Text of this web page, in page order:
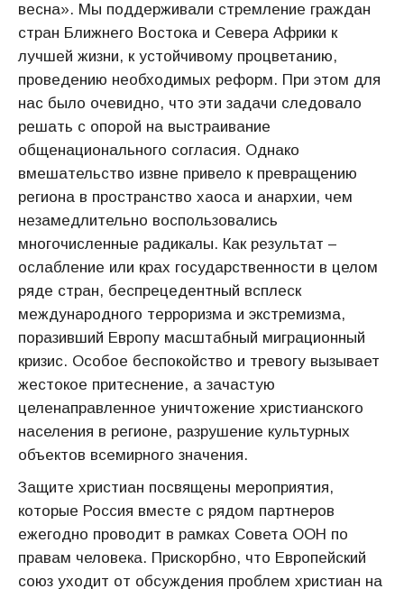
весна». Мы поддерживали стремление граждан
стран Ближнего Востока и Севера Африки к
лучшей жизни, к устойчивому процветанию,
проведению необходимых реформ. При этом для
нас было очевидно, что эти задачи следовало
решать с опорой на выстраивание
общенационального согласия. Однако
вмешательство извне привело к превращению
региона в пространство хаоса и анархии, чем
незамедлительно воспользовались
многочисленные радикалы. Как результат –
ослабление или крах государственности в целом
ряде стран, беспрецедентный всплеск
международного терроризма и экстремизма,
поразивший Европу масштабный миграционный
кризис. Особое беспокойство и тревогу вызывает
жестокое притеснение, а зачастую
целенаправленное уничтожение христианского
населения в регионе, разрушение культурных
объектов всемирного значения.
Защите христиан посвящены мероприятия,
которые Россия вместе с рядом партнеров
ежегодно проводит в рамках Совета ООН по
правам человека. Прискорбно, что Европейский
союз уходит от обсуждения проблем христиан на